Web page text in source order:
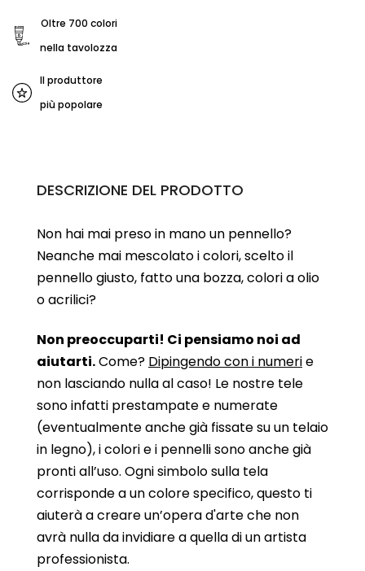
Oltre 700 colori
nella tavolozza
Il produttore
più popolare
DESCRIZIONE DEL PRODOTTO
Non hai mai preso in mano un pennello?
Neanche mai mescolato i colori, scelto il
pennello giusto, fatto una bozza, colori a olio
o acrilici?
Non preoccuparti! Ci pensiamo noi ad
aiutarti.Come? Dipingendo con i numerie
non lasciando nulla al caso! Le nostre tele
sono infatti prestampate e numerate
(eventualmente anche già fissate su un telaio
in legno), i colori e i pennelli sono anche già
pronti all’uso. Ogni simbolo sulla tela
corrisponde a un colore specifico, questo ti
aiuterà a creare un’opera d'arte che non
avrà nulla da invidiare a quella di un artista
professionista.